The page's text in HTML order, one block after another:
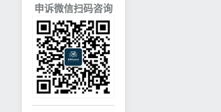
申诉微信扫码咨询